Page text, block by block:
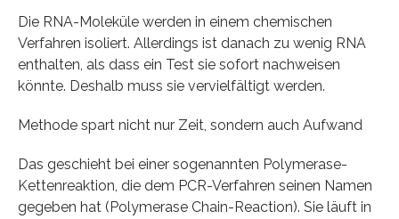
Die RNA-Moleküle werden in einem chemischen
Verfahren isoliert. Allerdings ist danach zu wenig RNA
enthalten, als dass ein Test sie sofort nachweisen
könnte. Deshalb muss sie vervielfältigt werden.
Methode spart nicht nur Zeit, sondern auch Aufwand
Das geschieht bei einer sogenannten Polymerase-
Kettenreaktion, die dem PCR-Verfahren seinen Namen
gegeben hat (Polymerase Chain-Reaction). Sie läuft in